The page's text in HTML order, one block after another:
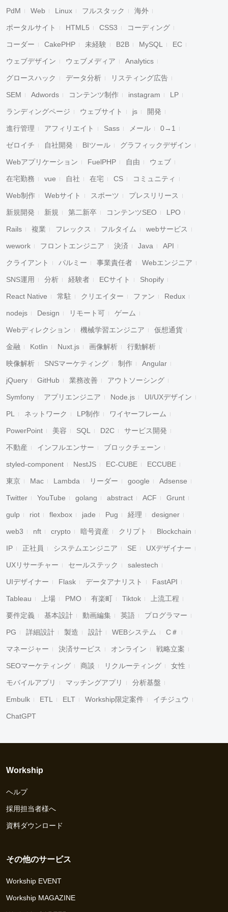
PdM Web Linux フルスタック 海外
ポータルサイト HTML5 CSS3 コーディング
コーダー CakePHP 未経験 B2B MySQL EC
ウェブデザイン ウェブメディア Analytics
グロースハック データ分析 リスティング広告
SEM Adwords コンテンツ制作 instagram LP
ランディングページ ウェブサイト js 開発
進行管理 アフィリエイト Sass メール 0→1
ゼロイチ 自社開発 BIツール グラフィックデザイン
Webアプリケーション FuelPHP 自由 ウェブ
在宅勤務 vue 自社 在宅 CS コミュニティ
Web制作 Webサイト スポーツ プレスリリース
新規開発 新規 第二新卒 コンテンツSEO LPO
Rails 複業 フレックス フルタイム webサービス
wework フロントエンジニア 決済 Java API
クライアント パルミー 事業責任者 Webエンジニア
SNS運用 分析 経験者 ECサイト Shopify
React Native 常駐 クリエイター ファン Redux
nodejs Design リモート可 ゲーム
Webディレクション 機械学習エンジニア 仮想通貨
金融 Kotlin Nuxt.js 画像解析 行動解析
映像解析 SNSマーケティング 制作 Angular
jQuery GitHub 業務改善 アウトソーシング
Symfony アプリエンジニア Node.js UI/UXデザイン
PL ネットワーク LP制作 ワイヤーフレーム
PowerPoint 美容 SQL D2C サービス開発
不動産 インフルエンサー ブロックチェーン
styled-component NestJS EC-CUBE ECCUBE
東京 Mac Lambda リーダー google Adsense
Twitter YouTube golang abstract ACF Grunt
gulp riot flexbox jade Pug 経理 designer
web3 nft crypto 暗号資産 クリプト Blockchain
IP 正社員 システムエンジニア SE UXデザイナー
UXリサーチャー セールステック salestech
UIデザイナー Flask データアナリスト FastAPI
Tableau 上場 PMO 有楽町 Tiktok 上流工程
要件定義 基本設計 動画編集 英語 プログラマー
PG 詳細設計 製造 設計 WEBシステム C＃
マネージャー 決済サービス オンライン 戦略立案
SEOマーケティング 商談 リクルーティング 女性
モバイルアプリ マッチングアプリ 分析基盤
Embulk ETL ELT Workship限定案件 イチジュウ
ChatGPT
Workship
ヘルプ
採用担当者様へ
資料ダウンロード
その他のサービス
Workship EVENT
Workship MAGAZINE